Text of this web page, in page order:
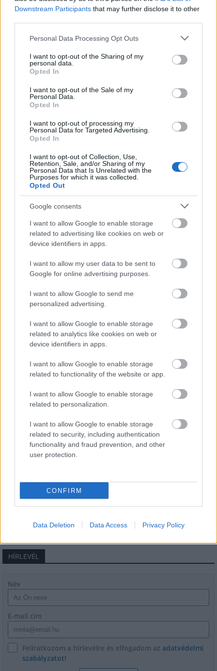
Downstream Participants that may further disclose it to other
Please note that this website/app uses one or more Google
not limited to your visit or usage behaviour. You may click to
grant or deny consent to Google and its third-party tags to
use your data for below specified purposes in below Google
consent section.
Personal Data Processing Opt Outs
I want to opt-out of the Sharing of my
personal data.
Opted In
I want to opt-out of the Sale of my
Personal Data.
Opted In
I want to opt-out of processing my
Personal Data for Targeted Advertising.
Opted In
I want to opt-out of Collection, Use,
Retention, Sale, and/or Sharing of my
Personal Data that Is Unrelated with the
Purposes for which it was collected.
Opted Out
Google consents
I want to allow Google to enable storage
related to advertising like cookies on web or
device identifiers in apps.
I want to allow my user data to be sent to
Google for online advertising purposes.
I want to allow Google to send me
personalized advertising.
I want to allow Google to enable storage
related to analytics like cookies on web or
device identifiers in apps.
I want to allow Google to enable storage
related to functionality of the website or app.
I want to allow Google to enable storage
related to personalization.
I want to allow Google to enable storage
related to security, including authentication
functionality and fraud prevention, and other
user protection.
CONFIRM
Data Deletion Data Access Privacy Policy
csökken a riasztás
műemlékfelújítás műemlék restaurálás
Történelmi táj, amelynek minden köve mesél –
megújul a tatai Angolkert
A projekt részeként megújulnak a területen található
Várkanyarban álló Nepomuki Szent János híd és szobor is.
M1 bővítés: már zajlik a teljesen új
Bicske Kelet csomópont építése
Új gyalogosátkelők és jelzőlámpás
Másfélszeresére bővítik
Hódmezővásárhely jó hírű református
iskoláját
Látványos építési szakasz indult be a
Flórián téri felüljárón
HÍRLEVÉL
Név
E-mail cím
Feliratkozom a hírlevélre és elfogadom az adatvédelmi
szabályzatot!